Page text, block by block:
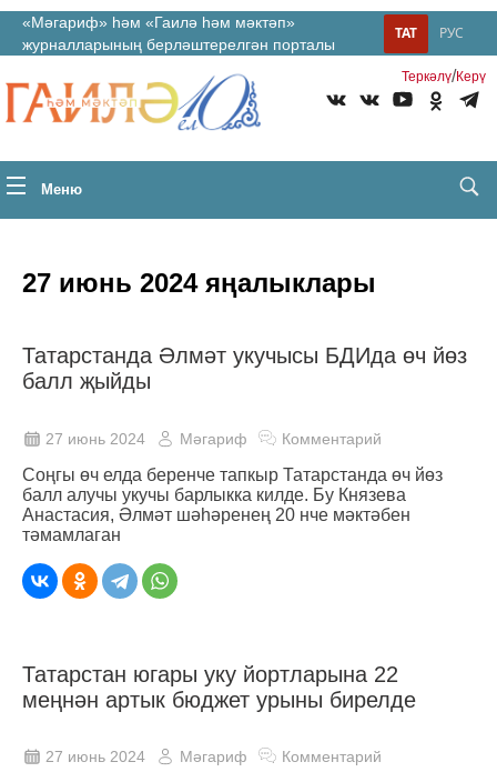
«Мәгариф» һәм «Гаилә һәм мәктәп»
журналларының берләштерелгән порталы
РУС
ТАТ
Теркəлү/Керү
Меню
27 июнь 2024 яңалыклары
Татарстанда Әлмәт укучысы БДИда өч йөз
балл җыйды
27 июнь 2024 Мәгариф Комментарий
Соңгы өч елда беренче тапкыр Татарстанда өч йөз
балл алучы укучы барлыкка килде. Бу Князева
Анастасия, Әлмәт шәһәренең 20 нче мәктәбен
тәмамлаган
Татарстан югары уку йортларына 22
меңнән артык бюджет урыны бирелде
27 июнь 2024 Мәгариф Комментарий